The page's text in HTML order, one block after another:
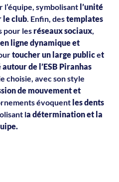
symbolisant l’unité
le club. Enfin, destemplates
pour les réseaux sociaux,
ligne dynamique et
toucher un large publicet
de l’ESB Piranhas
choisie, avec son style
de mouvement et
évoquent les dents
la détermination et la